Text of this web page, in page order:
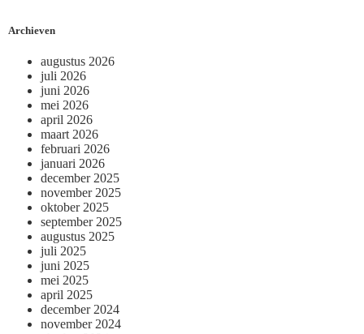
Archieven
augustus 2026
juli 2026
juni 2026
mei 2026
april 2026
maart 2026
februari 2026
januari 2026
december 2025
november 2025
oktober 2025
september 2025
augustus 2025
juli 2025
juni 2025
mei 2025
april 2025
december 2024
november 2024